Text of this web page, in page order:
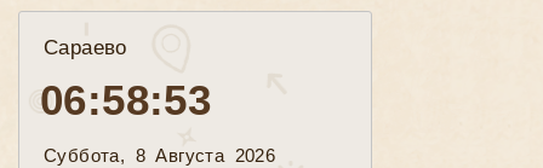
Сараево
06:58:55
Суббота, 8 Августа 2026